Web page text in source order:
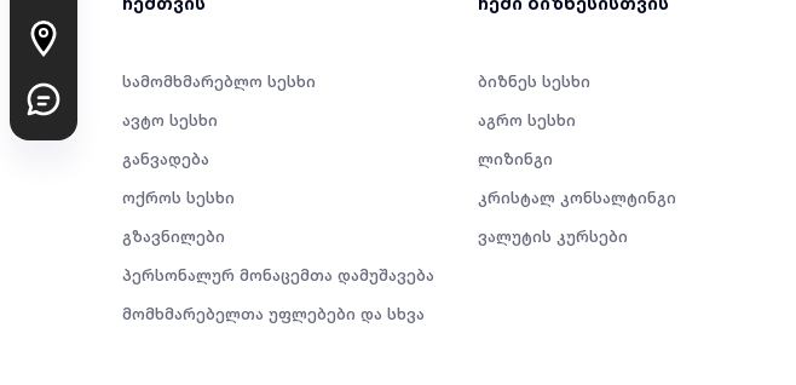
სამომხმარებლო სესხი
ავტო სესხი
განვადება
ოქროს სესხი
გზავნილები
პერსონალურ მონაცემთა დამუშავება
მომხმარებელთა უფლებები და სხვა
ბიზნეს სესხი
აგრო სესხი
ლიზინგი
კრისტალ კონსალტინგი
ვალუტის კურსები